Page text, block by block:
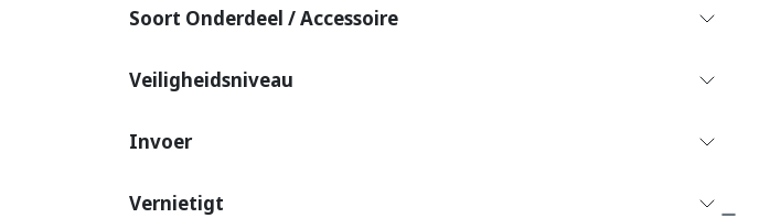
Soort Onderdeel / Accessoire
Veiligheidsniveau
Invoer
Vernietigt